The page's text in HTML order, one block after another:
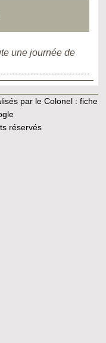
une journée de
par le Colonel : fiche
réservés